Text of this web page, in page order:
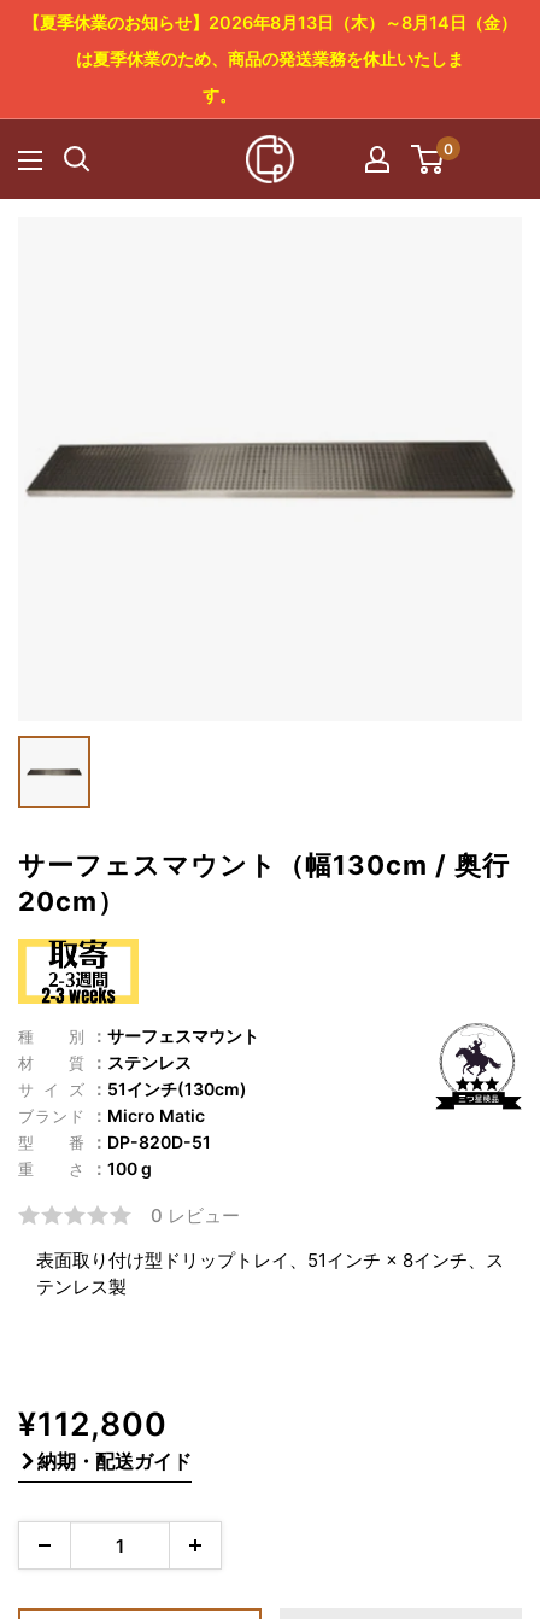
ン
【夏季休業のお知らせ】2026年8月13日（木）～8月14日（金）
は夏季休業のため、商品の発送業務を休止いたしま
す。
Cowboy
Craft
0
サーフェスマウント（幅130cm / 奥行
20cm）
種別 サーフェスマウント
材質 ステンレス
サイズ 51インチ(130cm)
ブランド Micro Matic
型番 DP-820D-51
重さ 100 g
0 レビュー
表面取り付け型ドリップトレイ、51インチ × 8インチ、ス
テンレス製
販
売
価
格
¥112,800
納期・配送ガイド